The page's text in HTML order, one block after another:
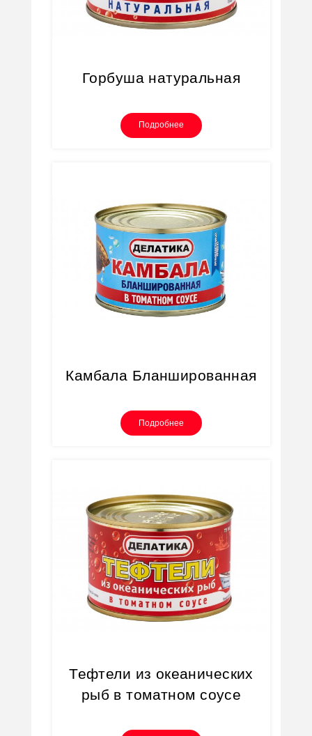
Горбуша натуральная
Подробнее
Камбала Бланшированная
Подробнее
Тефтели из океанических
рыб в томатном соусе